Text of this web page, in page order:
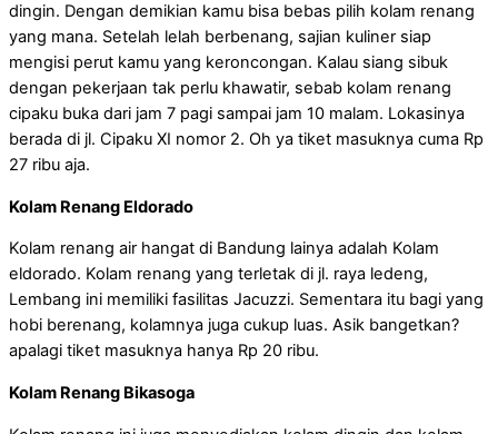
dingin. Dengan demikian kamu bisa bebas pilih kolam renang
yang mana. Setelah lelah berbenang, sajian kuliner siap
mengisi perut kamu yang keroncongan. Kalau siang sibuk
dengan pekerjaan tak perlu khawatir, sebab kolam renang
cipaku buka dari jam 7 pagi sampai jam 10 malam. Lokasinya
berada di jl. Cipaku XI nomor 2. Oh ya tiket masuknya cuma Rp
27 ribu aja.
Kolam Renang Eldorado
Kolam renang air hangat di Bandung lainya adalah Kolam
eldorado. Kolam renang yang terletak di jl. raya ledeng,
Lembang ini memiliki fasilitas Jacuzzi. Sementara itu bagi yang
hobi berenang, kolamnya juga cukup luas. Asik bangetkan?
apalagi tiket masuknya hanya Rp 20 ribu.
Kolam Renang Bikasoga